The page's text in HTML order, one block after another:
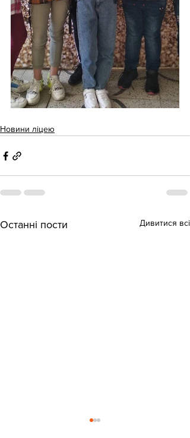
Новини ліцею
Останні пости Дивитися всі